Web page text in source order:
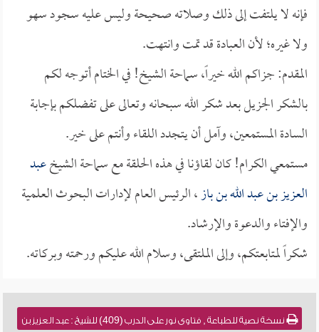
فإنه لا يلتفت إلى ذلك وصلاته صحيحة وليس عليه سجود سهو
ولا غيره؛ لأن العبادة قد تمت وانتهت.
المقدم: جزاكم الله خيراً، سماحة الشيخ! في الختام أتوجه لكم
بالشكر الجزيل بعد شكر الله سبحانه وتعالى على تفضلكم بإجابة
السادة المستمعين، وآمل أن يتجدد اللقاء وأنتم على خير.
مستمعي الكرام! كان لقاؤنا في هذه الحلقة مع سماحة الشيخعبد
العزيز بن عبد الله بن باز، الرئيس العام لإدارات البحوث العلمية
والإفتاء والدعوة والإرشاد.
شكراً لمتابعتكم، وإلى الملتقى، وسلام الله عليكم ورحمته وبركاته.
نسخة نصية للطباعة , فتاوى نور على الدرب (409) للشيخ : عبد العزيز بن